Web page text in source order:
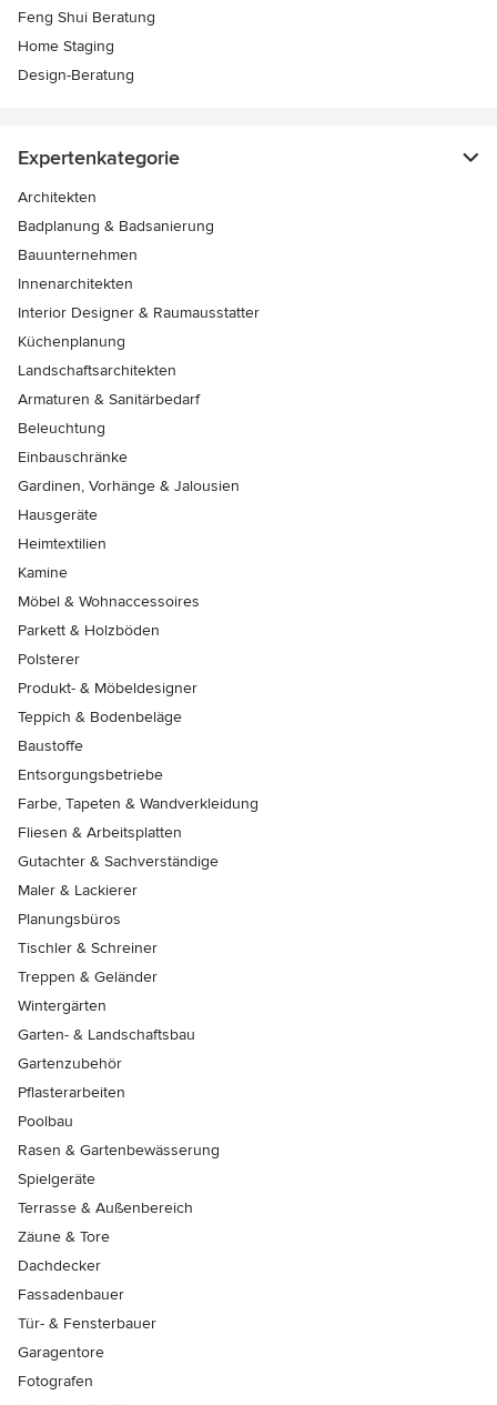
Feng Shui Beratung
Home Staging
Design-Beratung
Expertenkategorie
Architekten
Badplanung & Badsanierung
Bauunternehmen
Innenarchitekten
Interior Designer & Raumausstatter
Küchenplanung
Landschaftsarchitekten
Armaturen & Sanitärbedarf
Beleuchtung
Einbauschränke
Gardinen, Vorhänge & Jalousien
Hausgeräte
Heimtextilien
Kamine
Möbel & Wohnaccessoires
Parkett & Holzböden
Polsterer
Produkt- & Möbeldesigner
Teppich & Bodenbeläge
Baustoffe
Entsorgungsbetriebe
Farbe, Tapeten & Wandverkleidung
Fliesen & Arbeitsplatten
Gutachter & Sachverständige
Maler & Lackierer
Planungsbüros
Tischler & Schreiner
Treppen & Geländer
Wintergärten
Garten- & Landschaftsbau
Gartenzubehör
Pflasterarbeiten
Poolbau
Rasen & Gartenbewässerung
Spielgeräte
Terrasse & Außenbereich
Zäune & Tore
Dachdecker
Fassadenbauer
Tür- & Fensterbauer
Garagentore
Fotografen